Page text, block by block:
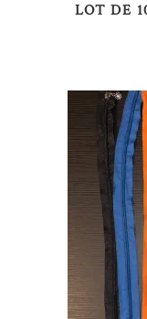
LOT DE